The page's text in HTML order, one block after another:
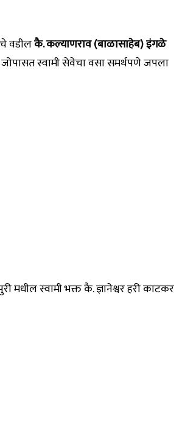
वडीलकै. कल्याणराव (बाळासाहेब) इंगळे
स्वामी सेवेचा वसा समर्थपणे जपला
मधील स्वामी भक्त कै. ज्ञानेश्वर हरी काटकर